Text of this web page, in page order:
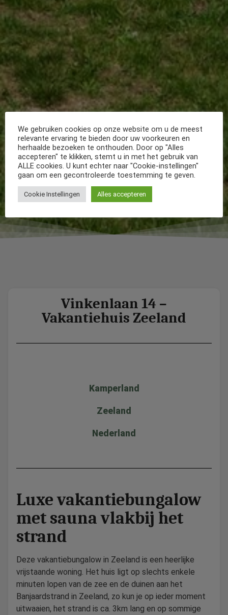
Vinkenlaan 14 –
Vakantiehuis Zeeland
Kamperland
Zeeland
Nederland
Luxe vakantiebungalow
met sauna vlakbij het
strand
Deze vakantiebungalow in Zeeland is een heerlijke
vrijstaande woning. Het huis ligt op slechts enkele
minuten lopen van de zee en de duinen aan het
Banjaardstrand in Zeeland, zo kun je op ieder moment
uitwaaien, het strand is ca. 3km lang en op sommige
We gebruiken cookies op onze website om u de meest
relevante ervaring te bieden door uw voorkeuren en
herhaalde bezoeken te onthouden. Door op "Alles
accepteren" te klikken, stemt u in met het gebruik van
ALLE cookies. U kunt echter naar "Cookie-instellingen"
gaan om een gecontroleerde toestemming te geven.
Cookie Instellingen Alles accepteren